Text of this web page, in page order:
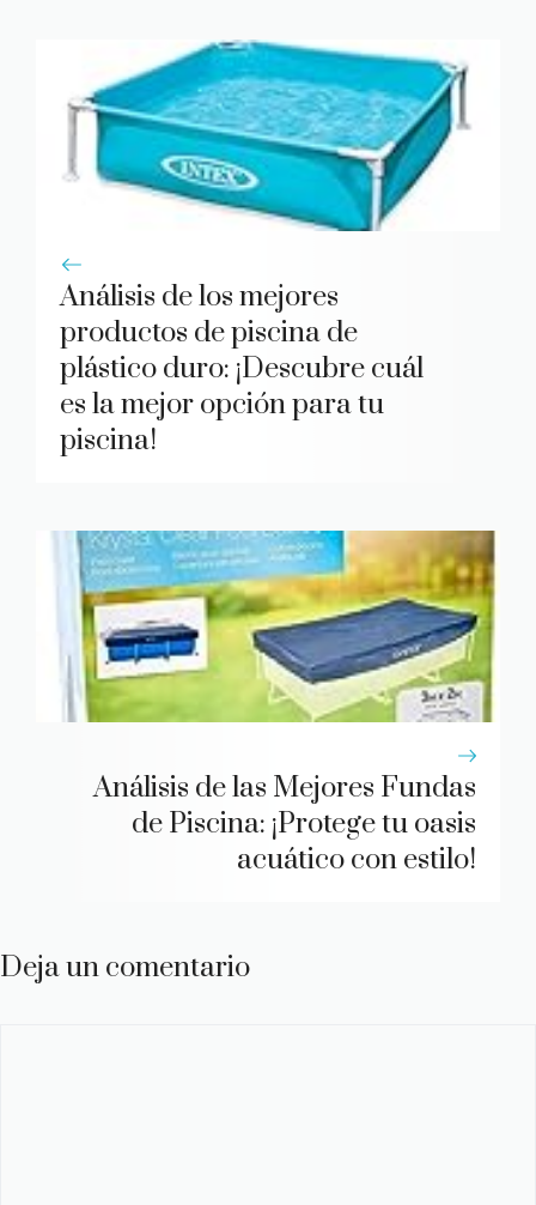
Análisis de los mejores
productos de piscina de
plástico duro: ¡Descubre cuál
es la mejor opción para tu
piscina!
Análisis de las Mejores Fundas
de Piscina: ¡Protege tu oasis
acuático con estilo!
Deja un comentario